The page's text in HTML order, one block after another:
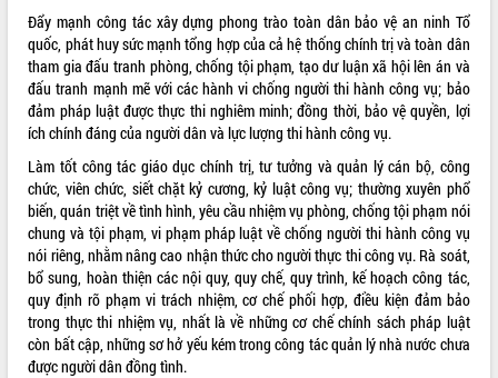
THỐNG KÊ TRUY CẬP
Hôm nay: 27474
Tất cả:
66072797
Đẩy mạnh công tác xây dựng phong trào toàn dân bảo vệ an ninh Tổ
quốc, phát huy sức mạnh tổng hợp của cả hệ thống chính trị và toàn dân
tham gia đấu tranh phòng, chống tội phạm, tạo dư luận xã hội lên án và
đấu tranh mạnh mẽ với các hành vi chống người thi hành công vụ; bảo
đảm pháp luật được thực thi nghiêm minh; đồng thời, bảo vệ quyền, lợi
ích chính đáng của người dân và lực lượng thi hành công vụ.
Làm tốt công tác giáo dục chính trị, tư tưởng và quản lý cán bộ, công
chức, viên chức, siết chặt kỷ cương, kỷ luật công vụ; thường xuyên phổ
biến, quán triệt về tình hình, yêu cầu nhiệm vụ phòng, chống tội phạm nói
chung và tội phạm, vi phạm pháp luật về chống người thi hành công vụ
nói riêng, nhằm nâng cao nhận thức cho người thực thi công vụ. Rà soát,
bổ sung, hoàn thiện các nội quy, quy chế, quy trình, kế hoạch công tác,
quy định rõ phạm vi trách nhiệm, cơ chế phối hợp, điều kiện đảm bảo
trong thực thi nhiệm vụ, nhất là về những cơ chế chính sách pháp luật
còn bất cập, những sơ hở yếu kém trong công tác quản lý nhà nước chưa
được người dân đồng tình.